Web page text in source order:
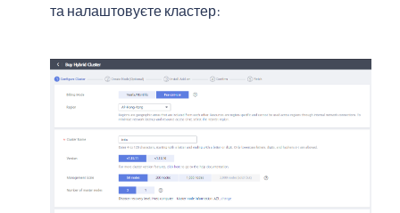
та налаштовуєте кластер: